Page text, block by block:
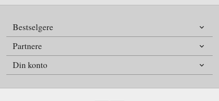
Bestselgere
Partnere
Din konto